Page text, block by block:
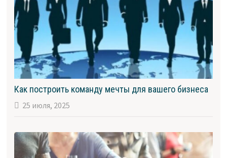
Как построить команду мечты для вашего бизнеса
25 июля, 2025